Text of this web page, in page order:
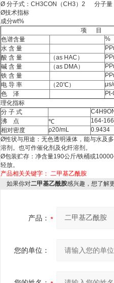
Ø 分子式： CH3CON（CH3）2 分子量
Ø技术指标
成分wt%
项
目
色谱含量
%
水 含 量
酸 含 量
（as HAC ）
碱 含 量
（as DMA）
铁 含 量
电 导 率
（20℃） μ
色
泽
理化指标
分 子 式
沸
点 ℃ 164-166
相对密度
ρ20/mL 0.9434
Ø性状与用途：无色透明液体，能与水及
溶剂。也可作催化剂及化纤溶剂。
Ø包装贮存：净含量190公斤/铁桶或10000
轻放。
产品相关关键字： 二甲基乙酰胺
如果你对二甲基乙酰胺感兴趣，想了解
产品：
您的单位：